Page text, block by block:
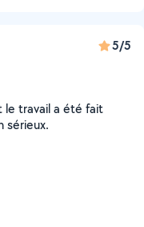
5/5
le travail a été fait
sérieux.